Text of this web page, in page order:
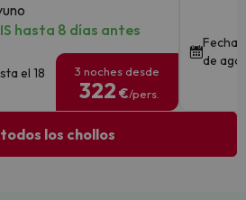
hasta 8 días antes
el 18
3 noches desde
322 €/pers.
de
los chollos